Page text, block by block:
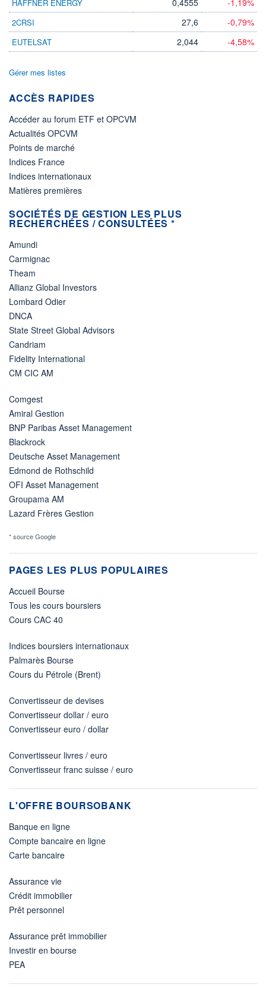
HAFFNER ENERGY
2CRSI 27,6 -0,79%
EUTELSAT 2,044 -4,58%
Gérer mes listes
ACCÈS RAPIDES
Accéder au forum ETF et OPCVM
Actualités OPCVM
Points de marché
Indices France
Indices internationaux
Matières premières
SOCIÉTÉS DE GESTION LES PLUS
RECHERCHÉES / CONSULTÉES *
Amundi
Carmignac
Theam
Allianz Global Investors
Lombard Odier
DNCA
State Street Global Advisors
Candriam
Fidelity International
CM CIC AM
Comgest
Amiral Gestion
BNP Paribas Asset Management
Blackrock
Deutsche Asset Management
Edmond de Rothschild
OFI Asset Management
Groupama AM
Lazard Frères Gestion
* source Google
PAGES LES PLUS POPULAIRES
Accueil Bourse
Tous les cours boursiers
Cours CAC 40
Indices boursiers internationaux
Palmarès Bourse
Cours du Pétrole (Brent)
Convertisseur de devises
Convertisseur dollar / euro
Convertisseur euro / dollar
Convertisseur livres / euro
Convertisseur franc suisse / euro
L'OFFRE BOURSOBANK
Banque en ligne
Compte bancaire en ligne
Carte bancaire
Assurance vie
Crédit immobilier
Prêt personnel
Assurance prêt immobilier
Investir en bourse
PEA